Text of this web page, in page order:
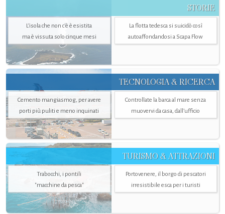
STORIE
L’isola che non c'è è esistita
ma è vissuta solo cinque mesi
La flotta tedesca si suicidò così
autoaffondandosi a Scapa Flow
TECNOLOGIA & RICERCA
Cemento mangiasmog, per avere
porti più puliti e meno inquinati
Controllate la barca al mare senza
muovervi da casa, dall’ufficio
TURISMO & ATTRAZIONI
Trabocchi, i pontili
"macchine da pesca"
Portovenere, il borgo di pescatori
irresistibile esca per i turisti